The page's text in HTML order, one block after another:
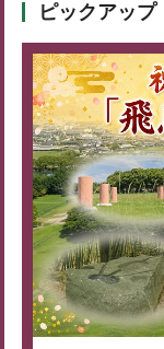
ピックアップ